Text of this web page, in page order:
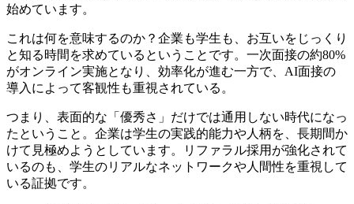
始めています。
これは何を意味するのか？企業も学生も、お互いをじっくり
と知る時間を求めているということです。一次面接の約80%
がオンライン実施となり、効率化が進む一方で、AI面接の
導入によって客観性も重視されている。
つまり、表面的な「優秀さ」だけでは通用しない時代になっ
たということ。企業は学生の実践的能力や人柄を、長期間か
けて見極めようとしています。リファラル採用が強化されて
いるのも、学生のリアルなネットワークや人間性を重視して
いる証拠です。